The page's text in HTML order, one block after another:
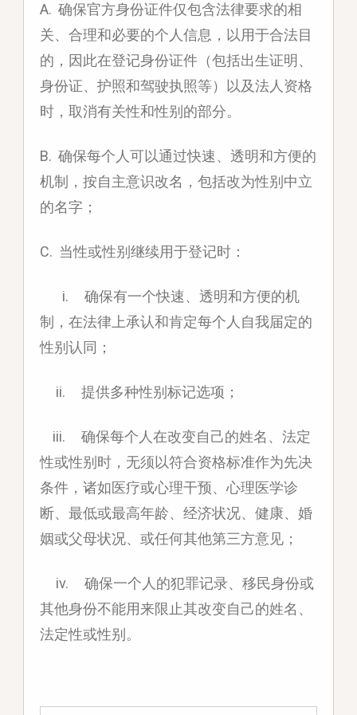
A. 确保官方身份证件仅包含法律要求的相
关、合理和必要的个人信息，以用于合法目
的，因此在登记身份证件（包括出生证明、
身份证、护照和驾驶执照等）以及法人资格
时，取消有关性和性别的部分。
B. 确保每个人可以通过快速、透明和方便的
机制，按自主意识改名，包括改为性别中立
的名字；
C. 当性或性别继续用于登记时：
i. 确保有一个快速、透明和方便的机
制，在法律上承认和肯定每个人自我届定的
性别认同；
ii. 提供多种性别标记选项；
iii. 确保每个人在改变自己的姓名、法定
性或性别时，无须以符合资格标准作为先决
条件，诸如医疗或心理干预、心理医学诊
断、最低或最高年龄、经济状况、健康、婚
姻或父母状况、或任何其他第三方意见；
iv. 确保一个人的犯罪记录、移民身份或
其他身份不能用来限止其改变自己的姓名、
法定性或性别。